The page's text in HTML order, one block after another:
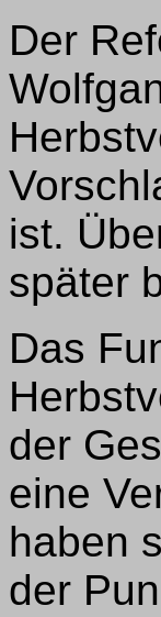
Der
ist.
später
Das
der
eine
haben
der